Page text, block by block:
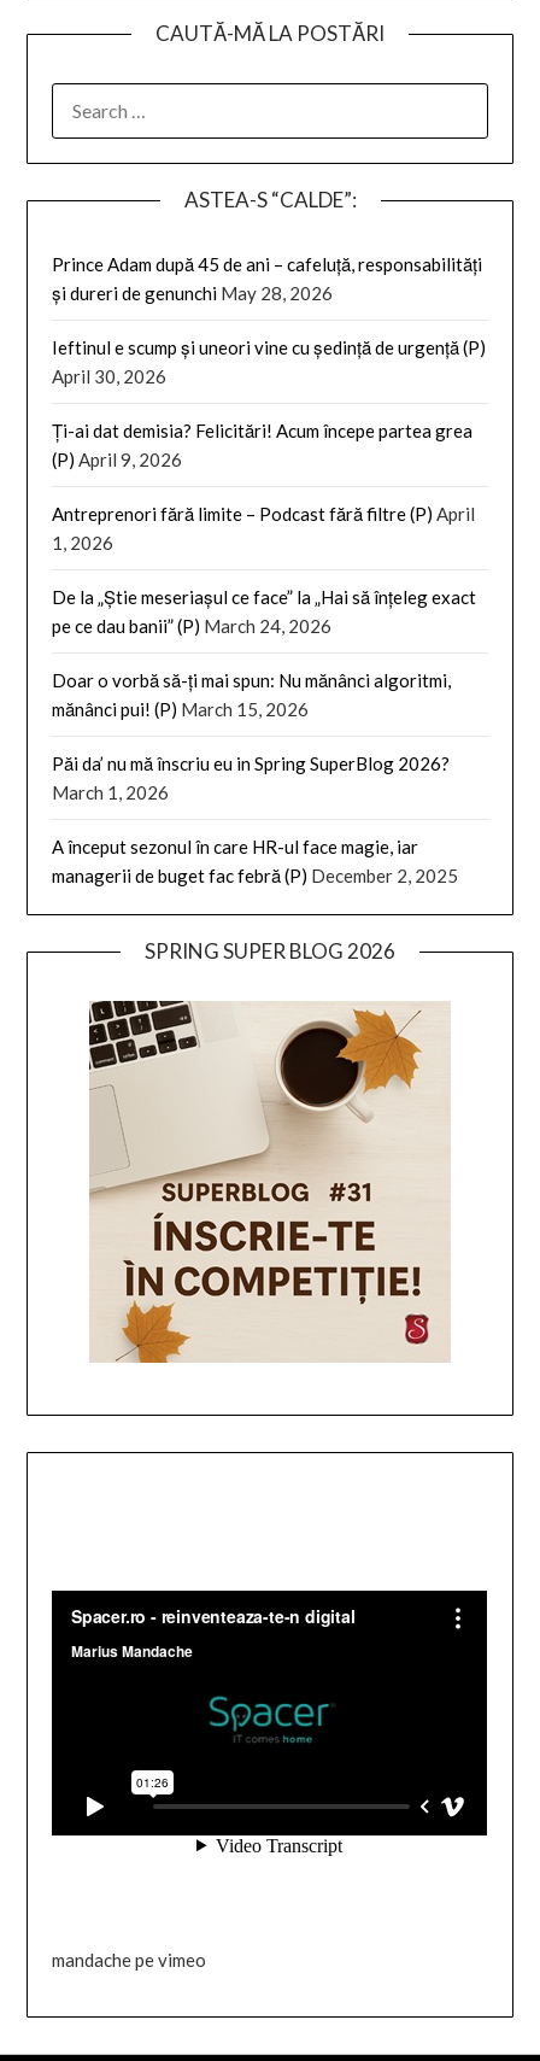
CAUTĂ-MĂ LA POSTĂRI
FOR:
ASTEA-S “CALDE”:
Prince Adam după 45 de ani – cafeluță, responsabilități
și dureri de genunchi May 28, 2026
Ieftinul e scump și uneori vine cu ședință de urgență (P)
April 30, 2026
Ți-ai dat demisia? Felicitări! Acum începe partea grea
(P) April 9, 2026
Antreprenori fără limite – Podcast fără filtre (P) April
1, 2026
De la „Știe meseriașul ce face” la „Hai să înțeleg exact
pe ce dau banii” (P) March 24, 2026
Doar o vorbă să-ți mai spun: Nu mănânci algoritmi,
mănânci pui! (P) March 15, 2026
Păi da’ nu mă înscriu eu in Spring SuperBlog 2026?
March 1, 2026
A început sezonul în care HR-ul face magie, iar
managerii de buget fac febră (P) December 2, 2025
SPRING SUPER BLOG 2026
mandache pe vimeo